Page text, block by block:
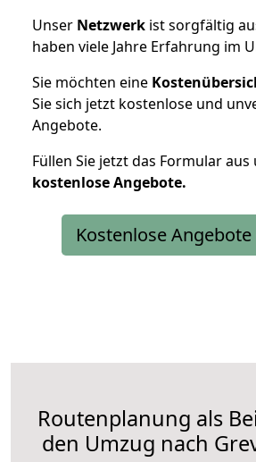
Unser Netzwerk ist sorgfältig
haben viele Jahre Erfahrung im
Sie möchten eine
Sie sich jetzt kostenlose und
Angebote.
Füllen Sie jetzt das Formular
kostenloseAngebote.
Kostenlose
Routenplanung als
den Umzug nach